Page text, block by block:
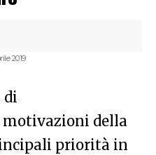
2019
di
della
priorità in